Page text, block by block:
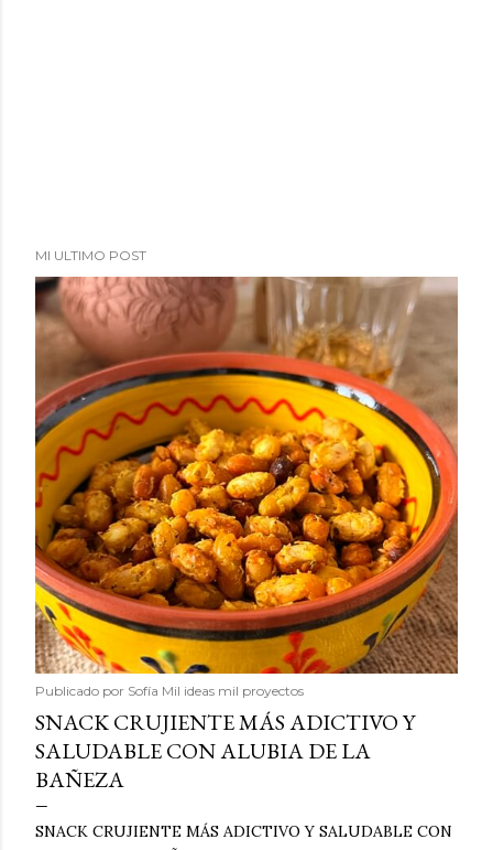
MI ULTIMO POST
Publicado por Sofía Mil ideas mil proyectos
SNACK CRUJIENTE MÁS ADICTIVO Y
SALUDABLE CON ALUBIA DE LA
BAÑEZA
SNACK CRUJIENTE MÁS ADICTIVO Y SALUDABLE CON